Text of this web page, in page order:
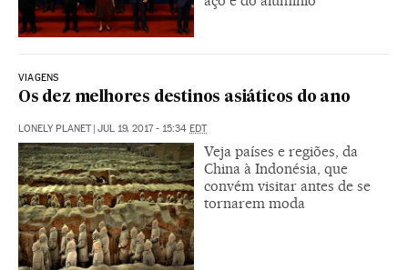
VIAGENS
Os dez melhores destinos asiáticos do ano
LONELY PLANET | JUL 19, 2017 - 15:34 EDT
Veja países e regiões, da
China à Indonésia, que
convém visitar antes de se
tornarem moda